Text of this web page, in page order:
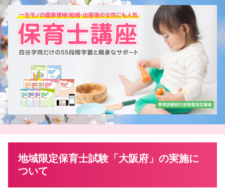
地域限定保育士試験「大阪府」の実施に
ついて